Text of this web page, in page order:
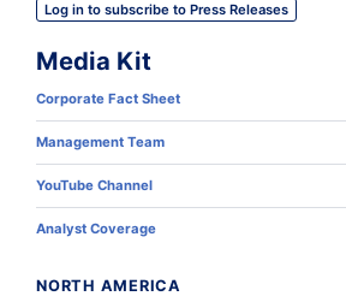
Log in to subscribe to Press Releases
Media Kit
Corporate Fact Sheet
Management Team
YouTube Channel
Analyst Coverage
NORTH AMERICA